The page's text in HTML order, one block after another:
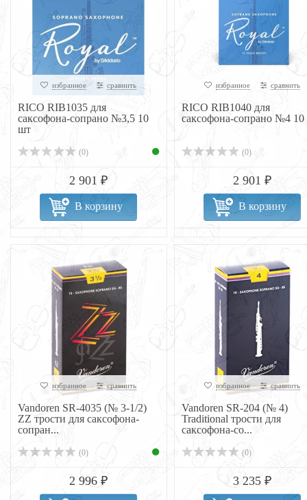
избранное сравнить
RICO RIB1035 для
саксофона-сопрано №3,5 10
шт
(0)
2 901 ₽
В корзину
избранное сравнить
RICO RIB1040 для
саксофона-сопрано №4
(0)
2 901 ₽
В корзину
избранное сравнить
Vandoren SR-4035 (№ 3-1/2)
ZZ трости для саксофона-
сопран...
(0)
2 996 ₽
избранное сравнить
Vandoren SR-204 (№ 4)
Traditional трости для
саксофона-со...
(0)
3 235 ₽